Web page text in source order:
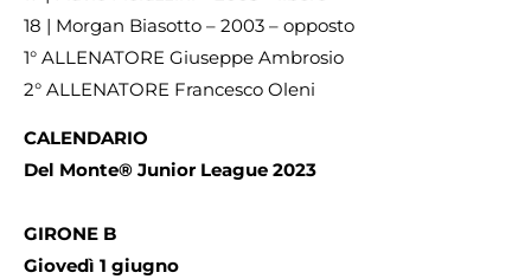
18 | Morgan Biasotto – 2003 – opposto
1° ALLENATORE Giuseppe Ambrosio
2° ALLENATORE Francesco Oleni
CALENDARIO
Del Monte® Junior League 2023
GIRONE B
Giovedì 1 giugno